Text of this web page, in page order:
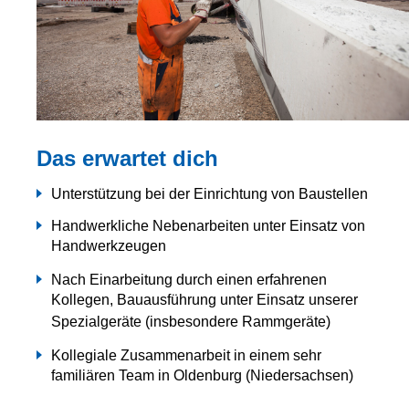
Das erwartet dich
Unterstützung bei der Einrichtung von Baustellen
Handwerkliche Nebenarbeiten unter Einsatz von
Handwerkzeugen
Nach Einarbeitung durch einen erfahrenen
Kollegen, Bauausführung unter Einsatz unserer
Spezialgeräte (insbesondere Rammgeräte)
Kollegiale Zusammenarbeit in einem sehr
familiären Team in Oldenburg (Niedersachsen)